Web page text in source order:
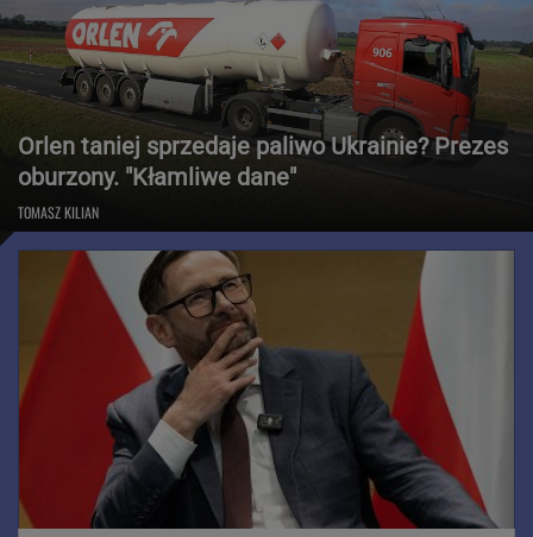
Orlen taniej sprzedaje paliwo Ukrainie? Prezes
oburzony. "Kłamliwe dane"
TOMASZ KILIAN